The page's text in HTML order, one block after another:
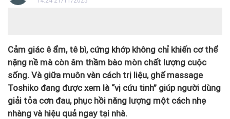
Cảm giác ê ẩm, tê bì, cứng khớp không chỉ khiến cơ thể
nặng nề mà còn âm thầm bào mòn chất lượng cuộc
sống. Và giữa muôn vàn cách trị liệu, ghế massage
Toshiko đang được xem là “vị cứu tinh” giúp người dùng
giải tỏa cơn đau, phục hồi năng lượng một cách nhẹ
nhàng và hiệu quả ngay tại nhà.